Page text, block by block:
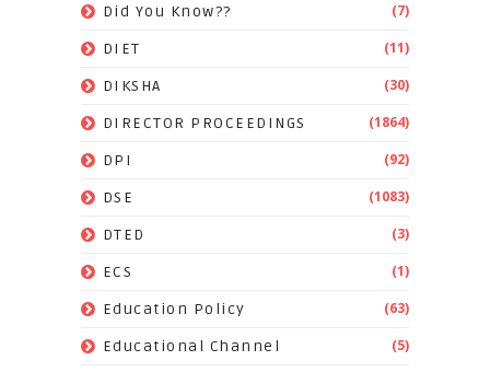
Did You Know?? (7)
DIET (11)
DIKSHA (30)
DIRECTOR PROCEEDINGS (1864)
DPI (92)
DSE (1083)
DTED (3)
ECS (1)
Education Policy (63)
Educational Channel (5)